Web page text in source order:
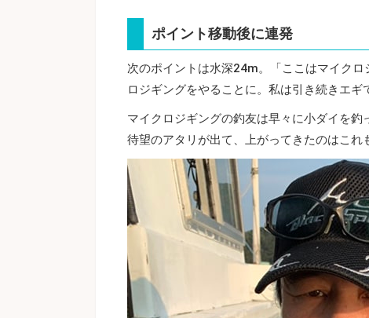
ポイント移動後に連発
次のポイントは水深24m。「ここはマイク
ロジギングをやることに。私は引き続きエギ
マイクロジギングの釣友は早々に小ダイを
待望のアタリが出て、上がってきたのはこれ